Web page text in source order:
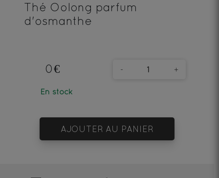
Thé Oolong parfum
d'osmanthe
0€
En stock
- +
AJOUTER AU PANIER